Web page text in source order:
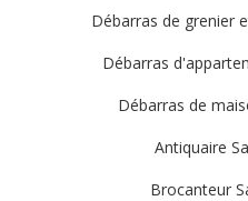
Débarras de grenier
Débarras
Débarras de
Antiquaire
Brocanteur